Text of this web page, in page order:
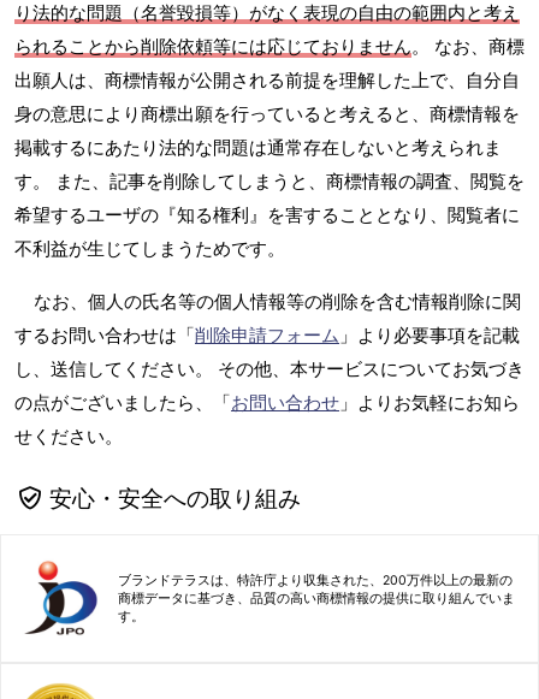
り法的な問題（名誉毀損等）がなく表現の自由の範囲内と考え
られることから削除依頼等には応じておりません。 なお、商標
出願人は、商標情報が公開される前提を理解した上で、自分自
身の意思により商標出願を行っていると考えると、商標情報を
掲載するにあたり法的な問題は通常存在しないと考えられま
す。 また、記事を削除してしまうと、商標情報の調査、閲覧を
希望するユーザの『知る権利』を害することとなり、閲覧者に
不利益が生じてしまうためです。
なお、個人の氏名等の個人情報等の削除を含む情報削除に関
するお問い合わせは「削除申請フォーム 」より必要事項を記載
し、送信してください。 その他、本サービスについてお気づき
の点がございましたら、「お問い合わせ 」よりお気軽にお知ら
せください。
安心・安全への取り組み
ブランドテラスは、特許庁より収集された、200万件以上の最新の
商標データに基づき、品質の高い商標情報の提供に取り組んでいま
す。